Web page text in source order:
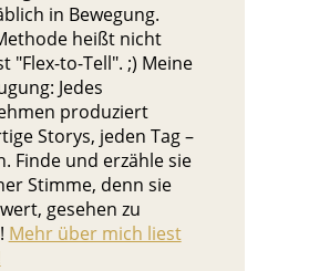
in Bewegung.
heißt nicht
"Flex-to-Tell". ;) Meine
Jedes
produziert
Storys, jeden Tag –
Finde und erzähle sie
Stimme, denn sie
gesehen zu
Mehr über mich liest